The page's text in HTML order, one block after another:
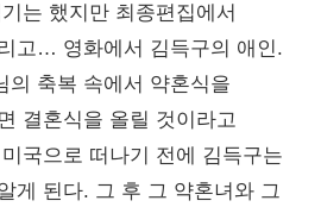
는 했지만 최종편집에서
고… 영화에서 김득구의 애인.
의 축복 속에서 약혼식을
결혼식을 올릴 것이라고
국으로 떠나기 전에 김득구는
게 된다. 그 후 그 약혼녀와 그